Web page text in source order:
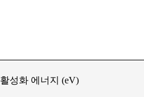
활성화 에너지 (eV)